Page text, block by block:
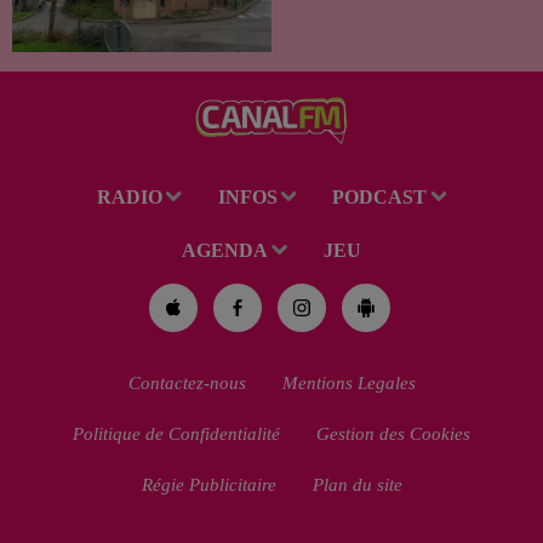
de 38 ans a été mis en examen
pour homicide...
RADIO INFOS PODCAST
AGENDA JEU
Contactez-nous Mentions Legales
Politique de Confidentialité Gestion des Cookies
Régie Publicitaire Plan du site